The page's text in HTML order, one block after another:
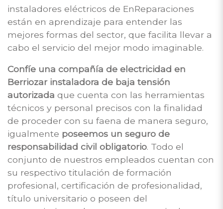
instaladores eléctricos de EnReparaciones
están en aprendizaje para entender las
mejores formas del sector, que facilita llevar a
cabo el servicio del mejor modo imaginable.
Confíe una compañía de electricidad en
Berriozar instaladora de baja tensión
autorizada que cuenta con las herramientas
técnicos y personal precisos con la finalidad
de proceder con su faena de manera seguro,
igualmente poseemos un seguro de
responsabilidad civil obligatorio. Todo el
conjunto de nuestros empleados cuentan con
su respectivo titulación de formación
profesional, certificación de profesionalidad,
título universitario o poseen del